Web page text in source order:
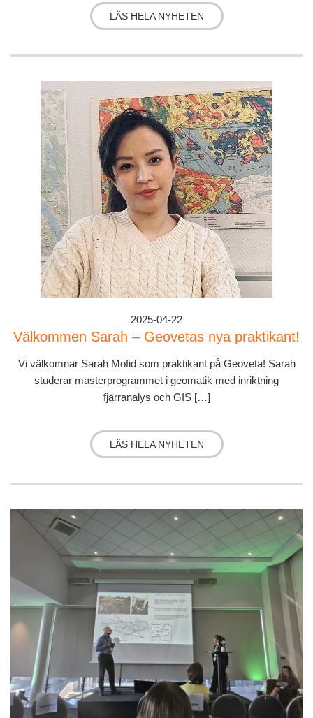
LÄS HELA NYHETEN
2025-04-22
Välkommen Sarah – Geovetas nya praktikant!
Vi välkomnar Sarah Mofid som praktikant på Geoveta! Sarah
studerar masterprogrammet i geomatik med inriktning
fjärranalys och GIS […]
LÄS HELA NYHETEN